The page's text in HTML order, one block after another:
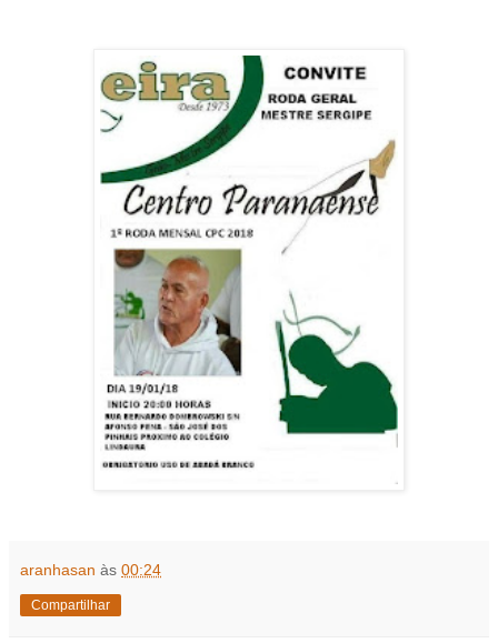
aranhasan às 00:24
Compartilhar